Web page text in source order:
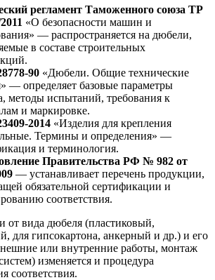
регламент Таможенного союза ТР
«О безопасности машин и
— распространяется на дюбели,
в составе строительных
90 «Дюбели. Общие технические
— определяет базовые параметры
методы испытаний, требования к
и маркировке.
2014 «Изделия для крепления
Термины и определения» —
и терминология.
Правительства РФ № 982 от
— устанавливает перечень продукции,
обязательной сертификации и
соответствия.
от вида дюбеля (пластиковый,
для гипсокартона, анкерный и др.) и его
или внутренние работы, монтаж
изменяется и процедура
соответствия.